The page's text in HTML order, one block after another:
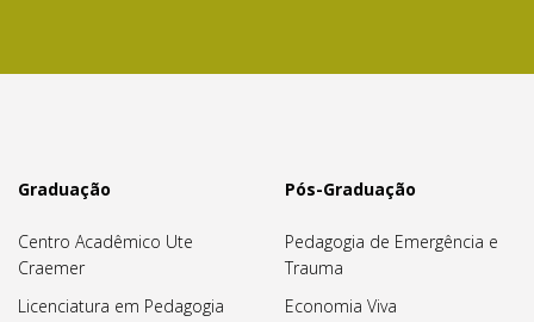
Graduação
Centro Acadêmico Ute
Craemer
Licenciatura em Pedagogia
Pós-Graduação
Pedagogia de Emergência e
Trauma
Economia Viva